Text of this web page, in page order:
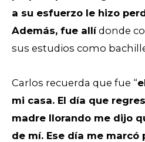
a su esfuerzo le hizo
Además, fue allídonde
sus estudios como
Carlos recuerda que fue “
mi casa. El día que
madre llorando me dijo
de mí. Ese día me marcó